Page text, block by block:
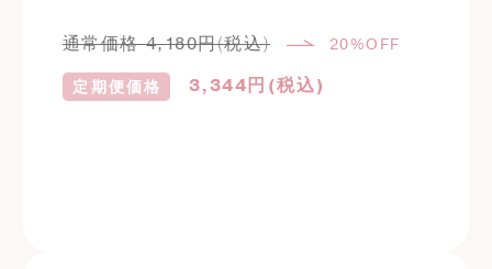
通常価格4,180円(税込) 20%OFF
定期便価格 3,344 円(税込)